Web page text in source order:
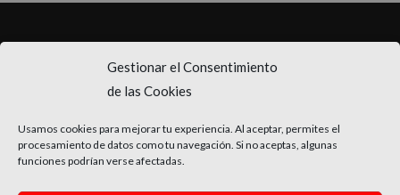
Gestionar el Consentimiento
de las Cookies
Usamos cookies para mejorar tu experiencia. Al aceptar, permites el
procesamiento de datos como tu navegación. Si no aceptas, algunas
funciones podrían verse afectadas.
SUSCRÍBETE
Email